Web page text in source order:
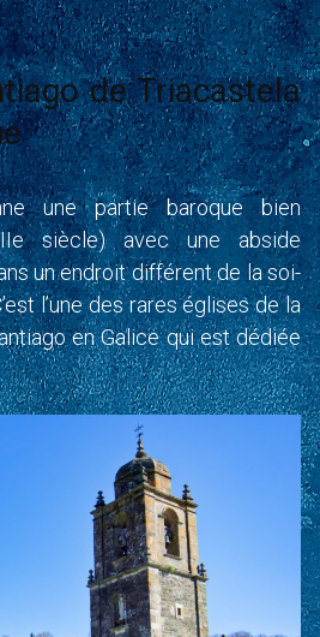
de Triacastela
une partie baroque bien
siècle) avec une abside
un endroit différent de la soi-
l’une des rares églises de la
en Galice qui est dédiée